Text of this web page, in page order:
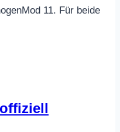
11. Für beide